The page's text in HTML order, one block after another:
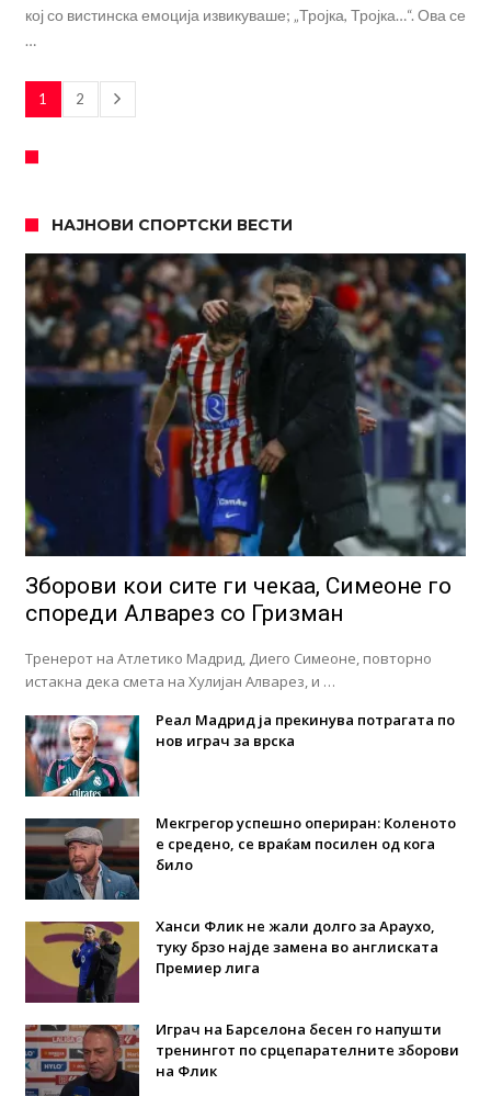
кој со вистинска емоција извикуваше; „Тројка, Тројка…“. Ова се
…
1 2
НАЈНОВИ СПОРТСКИ ВЕСТИ
Зборови кои сите ги чекаа, Симеоне го
спореди Алварез со Гризман
Тренерот на Атлетико Мадрид, Диего Симеоне, повторно
истакна дека смета на Хулијан Алварез, и …
Реал Мадрид ја прекинува потрагата по
нов играч за врска
Мекгрегор успешно опериран: Коленото
е средено, се враќам посилен од кога
било
Ханси Флик не жали долго за Араухо,
туку брзо најде замена во англиската
Премиер лига
Играч на Барселона бесен го напушти
тренингот по срцепарателните зборови
на Флик